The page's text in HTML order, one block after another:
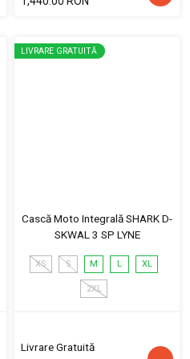
LIVRARE GRATUITĂ
Cască Moto Integrală SHARK D-
SKWAL 3 SP LYNE
XS S M L XL
2XL
Livrare Gratuită